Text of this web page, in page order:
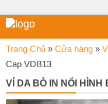
Trang Chủ » Cửa hàng »
Cạp VDB13
VÍ DA BÒ IN NỔI HÌNH